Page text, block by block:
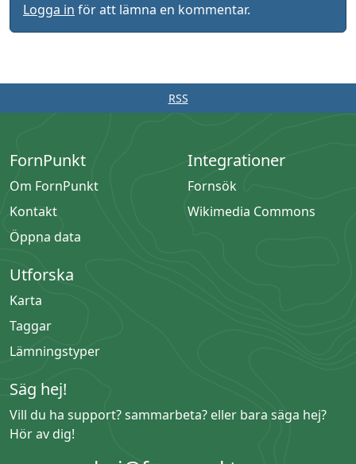
Logga in för att lämna en kommentar.
RSS
FornPunkt
Om FornPunkt
Kontakt
Öppna data
Integrationer
Fornsök
Wikimedia Commons
Utforska
Karta
Taggar
Lämningstyper
Säg hej!
Vill du ha support? sammarbeta? eller bara säga hej?
Hör av dig!